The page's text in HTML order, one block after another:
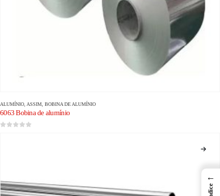
ALUMÍNIO , ASSIM, BOBINA DE ALUMÍNIO
6063 Bobina de alumínio
←
Índice